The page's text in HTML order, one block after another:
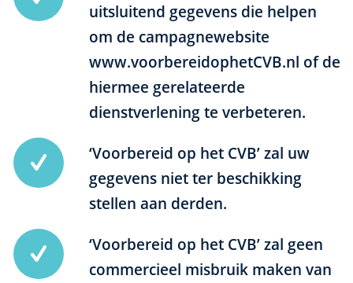
uitsluitend gegevens die helpen
om de campagnewebsite
www.voorbereidophetCVB.nl of de
hiermee gerelateerde
dienstverlening te verbeteren.
‘Voorbereid op het CVB’ zal uw
gegevens niet ter beschikking
stellen aan derden.
‘Voorbereid op het CVB’ zal geen
commercieel misbruik maken van